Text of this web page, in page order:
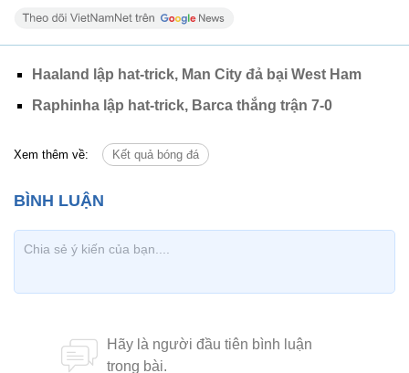
Haaland lập hat-trick, Man City đả bại West Ham
Raphinha lập hat-trick, Barca thắng trận 7-0
Xem thêm về: Kết quả bóng đá